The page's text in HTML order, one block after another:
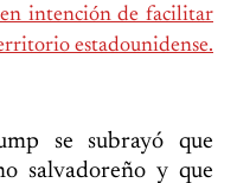
intención de facilitar
estadounidense.
se subrayó que
salvadoreño y que